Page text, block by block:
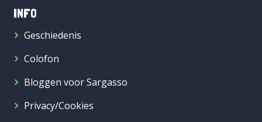
INFO
Geschiedenis
Colofon
Bloggen voor Sargasso
Privacy/Cookies